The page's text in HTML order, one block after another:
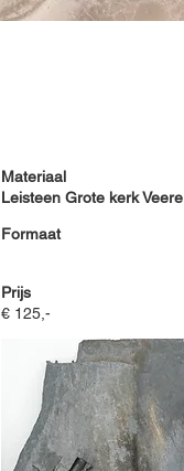
Materiaal
Leisteen Grote kerk Veere
Formaat
Prijs
€ 125,-